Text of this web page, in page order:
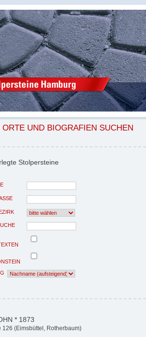
ORTE UND BIOGRAFIEN SUCHEN
Stolpersteine
* 1873
126 (Eimsbüttel, Rotherbaum)